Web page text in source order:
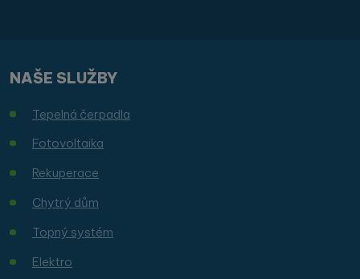
NAŠE SLUŽBY
Tepelná čerpadla
Fotovoltaika
Rekuperace
Chytrý dům
Topný systém
Elektro